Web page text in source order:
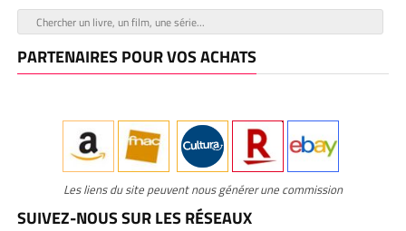
PARTENAIRES POUR VOS ACHATS
Les liens du site peuvent nous générer une commission
SUIVEZ-NOUS SUR LES RÉSEAUX